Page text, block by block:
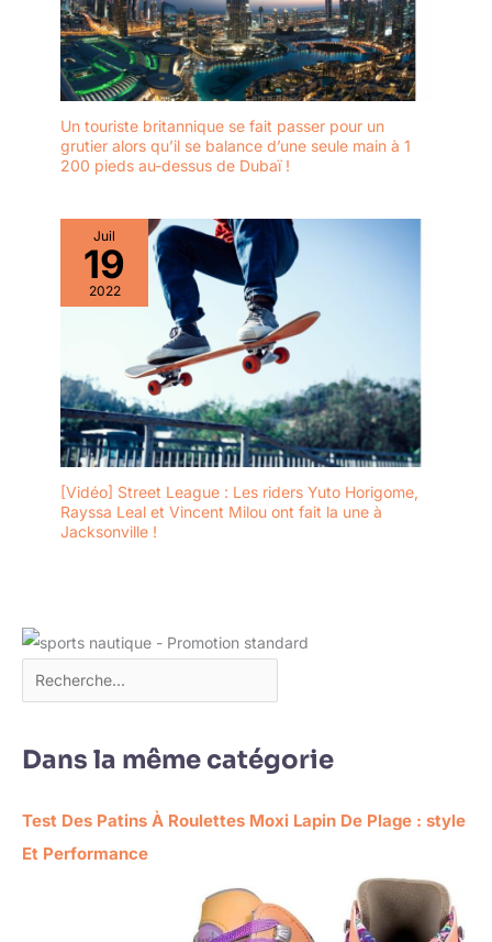
Un touriste britannique se fait passer pour un
grutier alors qu’il se balance d’une seule main à 1
200 pieds au-dessus de Dubaï !
Juil
19
2022
[Vidéo] Street League : Les riders Yuto Horigome,
Rayssa Leal et Vincent Milou ont fait la une à
Jacksonville !
Dans la même catégorie
Test Des Patins À Roulettes Moxi Lapin De Plage : style
Et Performance